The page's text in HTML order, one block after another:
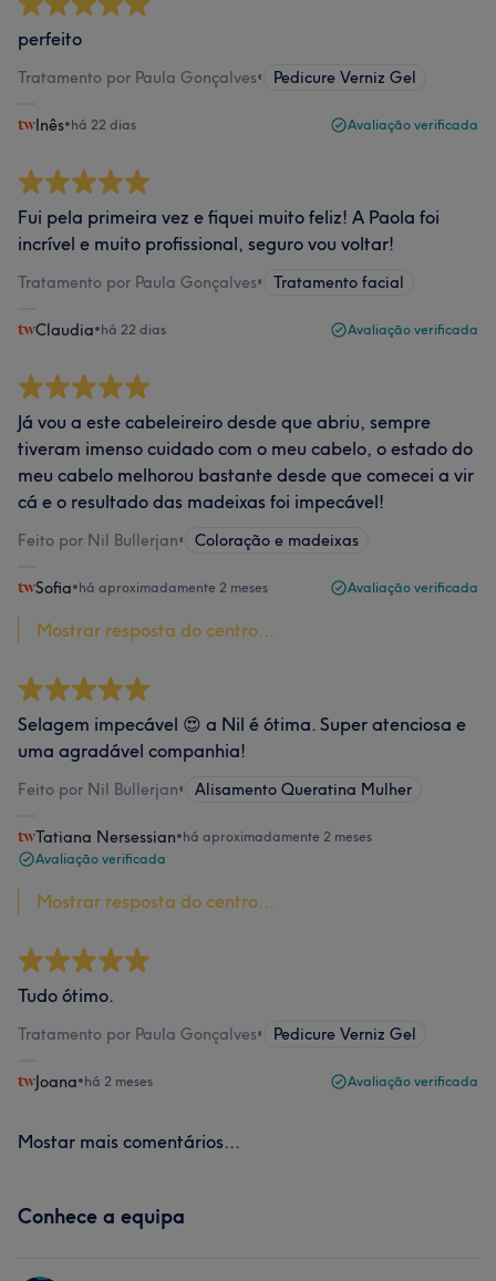
perfeito
Tratamento por Paula Gonçalves• Pedicure Verniz Gel
Inês•há 22 dias Avaliação verificada
Fui pela primeira vez e fiquei muito feliz! A Paola foi
incrível e muito profissional, seguro vou voltar!
Tratamento por Paula Gonçalves• Tratamento facial
Claudia•há 22 dias Avaliação verificada
Já vou a este cabeleireiro desde que abriu, sempre
tiveram imenso cuidado com o meu cabelo, o estado do
meu cabelo melhorou bastante desde que comecei a vir
cá e o resultado das madeixas foi impecável!
Feito por Nil Bullerjan• Coloração e madeixas
Sofia•há aproximadamente 2 meses Avaliação verificada
Mostrar resposta do centro...
Selagem impecável 😍 a Nil é ótima. Super atenciosa e
uma agradável companhia!
Feito por Nil Bullerjan• Alisamento Queratina Mulher
Tatiana Nersessian•há aproximadamente 2 meses
Avaliação verificada
Mostrar resposta do centro...
Tudo ótimo.
Tratamento por Paula Gonçalves• Pedicure Verniz Gel
Joana•há 2 meses Avaliação verificada
Mostar mais comentários...
Conhece a equipa